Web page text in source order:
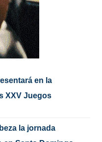
en la
XXV Juegos
la jornada